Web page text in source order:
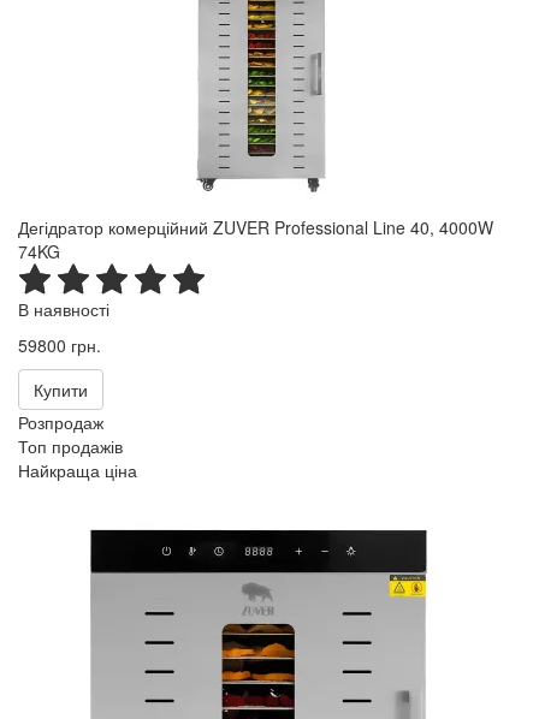
Дегідратор комерційний ZUVER Professional Line 40, 4000W
74KG
В наявності
59800 грн.
Купити
Розпродаж
Топ продажів
Найкраща ціна